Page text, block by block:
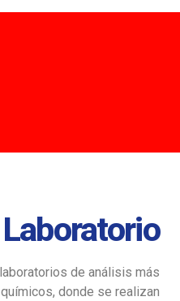
Laboratorio
de análisis más
donde se realizan